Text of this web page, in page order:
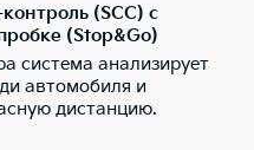
(SCC) с
(Stop&Go)
система анализирует
автомобиля и
дистанцию.